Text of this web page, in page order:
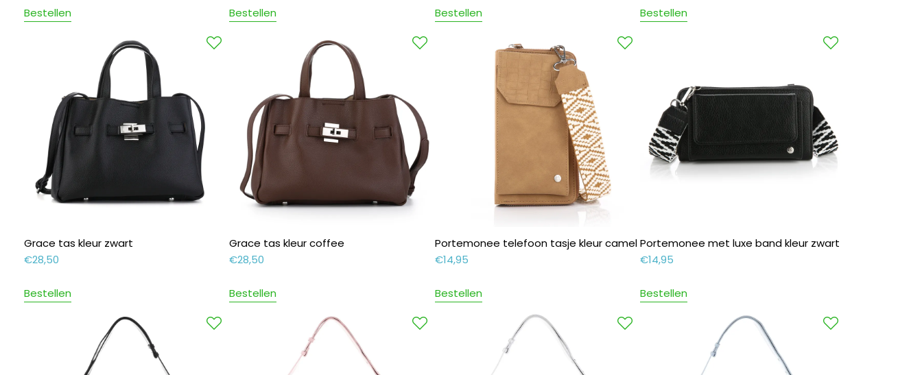
Bestellen Bestellen Bestellen Bestellen
Grace tas kleur zwart
€28,50
Bestellen
Grace tas kleur coffee
€28,50
Bestellen
Portemonee telefoon tasje kleur camel
€14,95
Bestellen
Portemonee met luxe band kleur zwart
€14,95
Bestellen